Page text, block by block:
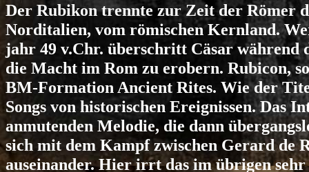
Der Rubikon trennte zur Zeit der Römer
Norditalien, vom römischen Kernland.
jahr 49 v.Chr. überschritt Cäsar während
die Macht im Rom zu erobern. Rubicon,
BM-Formation Ancient Rites. Wie der
Songs von historischen Ereignissen. Das
anmutenden Melodie, die dann
sich mit dem Kampf zwischen Gerard de
auseinander. Hier irrt das im übrigen